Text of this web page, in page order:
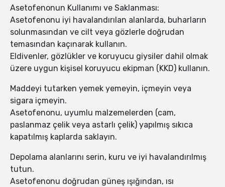
Asetofenonun Kullanımı ve Saklanması:
Asetofenonu iyi havalandırılan alanlarda, buharların
solunmasından ve cilt veya gözlerle doğrudan
temasından kaçınarak kullanın.
Eldivenler, gözlükler ve koruyucu giysiler dahil olmak
üzere uygun kişisel koruyucu ekipman (KKD) kullanın.
Maddeyi tutarken yemek yemeyin, içmeyin veya
sigara içmeyin.
Asetofenonu, uyumlu malzemelerden (cam,
paslanmaz çelik veya astarlı çelik) yapılmış sıkıca
kapatılmış kaplarda saklayın.
Depolama alanlarını serin, kuru ve iyi havalandırılmış
tutun.
Asetofenonu doğrudan güneş ışığından, ısı